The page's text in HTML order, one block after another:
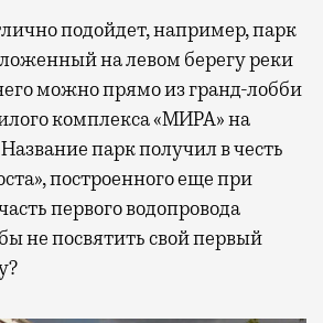
подойдет, например, парк
на левом берегу реки
можно прямо из гранд-лобби
комплекса «МИРА» на
парк получил в честь
построенного еще при
первого водопровода
не посвятить свой первый